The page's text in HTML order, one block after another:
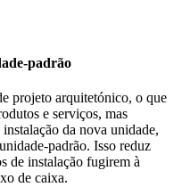
padrão
projeto arquitetónico, o que
e serviços, mas
da nova unidade,
padrão. Isso reduz
de instalação fugirem à
de caixa.